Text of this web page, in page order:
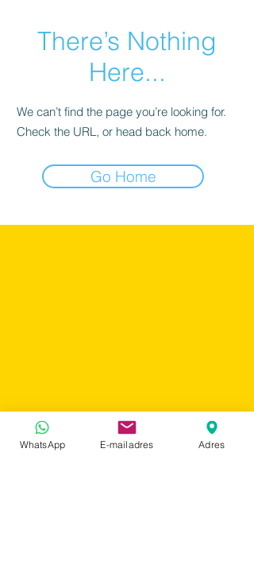
There’s Nothing
Here...
We can’t find the page you’re looking for.
Check the URL, or head back home.
Go Home
WhatsApp E-mailadres Adres